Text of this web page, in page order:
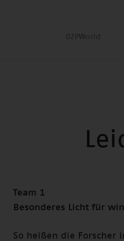
DZPWorld
Team 1
Besonderes Licht für
So heißen die Forscher